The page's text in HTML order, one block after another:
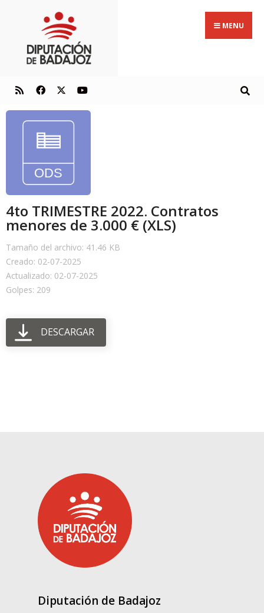
MENU
4to TRIMESTRE 2022. Contratos
menores de 3.000 € (XLS)
Tamaño del archivo: 41.46 KB
Creado: 02-07-2025
Actualizado: 02-07-2025
Golpes: 209
DESCARGAR
Diputación de Badajoz